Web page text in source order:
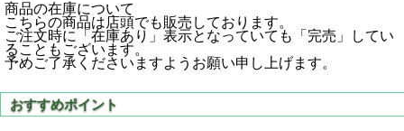
商品の在庫について
こちらの商品は店頭でも販売しております。
ご注文時に「在庫あり」表示となっていても「完売」してい
ることもございます。
予めご了承くださいますようお願い申し上げます。